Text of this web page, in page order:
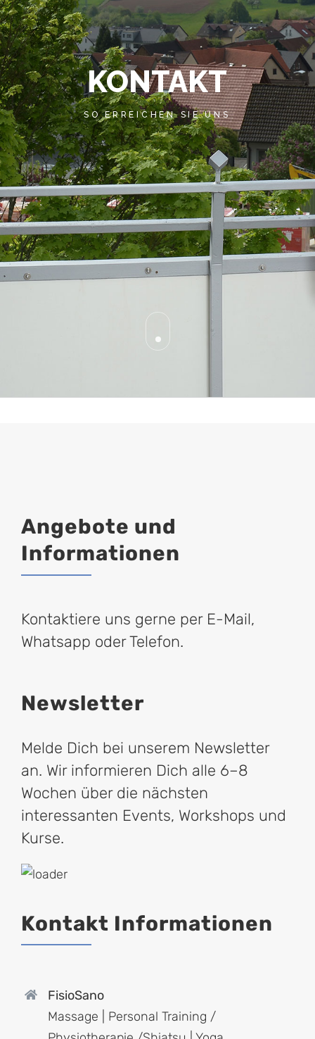
KONTAKT
SO ERREICHEN SIE UNS
Angebote und
Informationen
Kontaktiere uns gerne per E-Mail,
Whatsapp oder Telefon.
Newsletter
Melde Dich bei unserem Newsletter
an. Wir informieren Dich alle 6–8
Wochen über die nächsten
interessanten Events, Workshops und
Kurse.
Kontakt Informationen
FisioSano
Massage | Personal Training /